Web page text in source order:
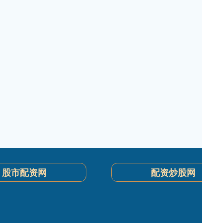
股市配资网 配资炒股网